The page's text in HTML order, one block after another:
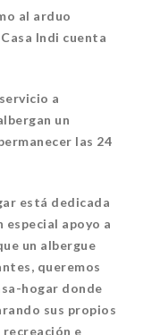
al arduo
Indi cuenta
a
un
las 24
está dedicada
apoyo a
un albergue
queremos
hogar donde
sus propios
e